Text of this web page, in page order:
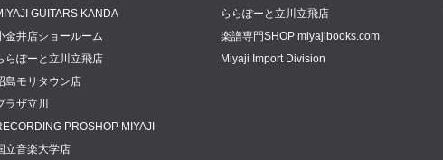
GUITARS KANDA
金井店ショールーム
らぽーと立川立飛店
島モリタウン店
ラザ立川
PROSHOP MIYAJI
立音楽大学店
ららぽーと立川立飛店
楽譜専門SHOP miyajibooks.com
Miyaji Import Division